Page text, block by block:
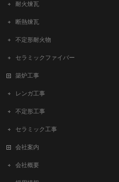
耐火煉瓦
断熱煉瓦
不定形耐火物
セラミックファイバー
築炉工事
レンガ工事
不定形工事
セラミック工事
会社案内
会社概要